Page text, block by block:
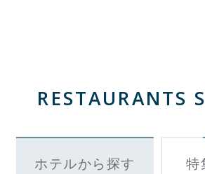
RESTAURANTS
ホテルから探す 特